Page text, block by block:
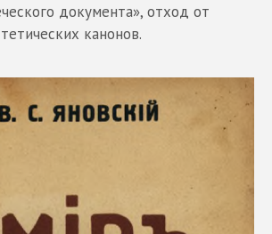
документа», отход от
канонов.